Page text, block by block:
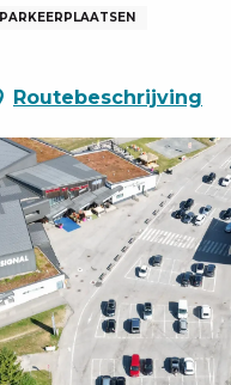
PARKEERPLAATSEN
Routebeschrijving